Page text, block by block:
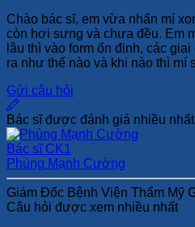
Chào bác sĩ, em vừa nhấn mí
còn hơi sưng và chưa đều. Em
lâu thì vào form ổn định, các
ra như thế nào và khi nào thì mí
Gửi câu hỏi
Bác sĩ được đánh giá nhiều nhất
Bác sĩ CK1
Phùng Mạnh Cường
Giám Đốc Bệnh Viện Thẩm Mỹ
Câu hỏi được xem nhiều nhất